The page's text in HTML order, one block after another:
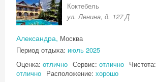
Коктебель
ул. Ленина, д. 127 Д
Александра, Москва
Период отдыха: июль 2025
Оценка: отлично Сервис: отлично Чистота:
отлично Расположение: хорошо